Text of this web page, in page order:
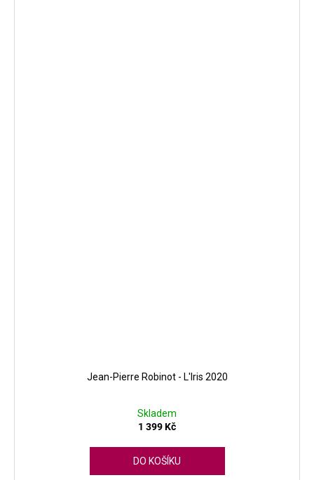
Jean-Pierre Robinot - L'Iris 2020
Skladem
1 399 Kč
DO KOŠÍKU